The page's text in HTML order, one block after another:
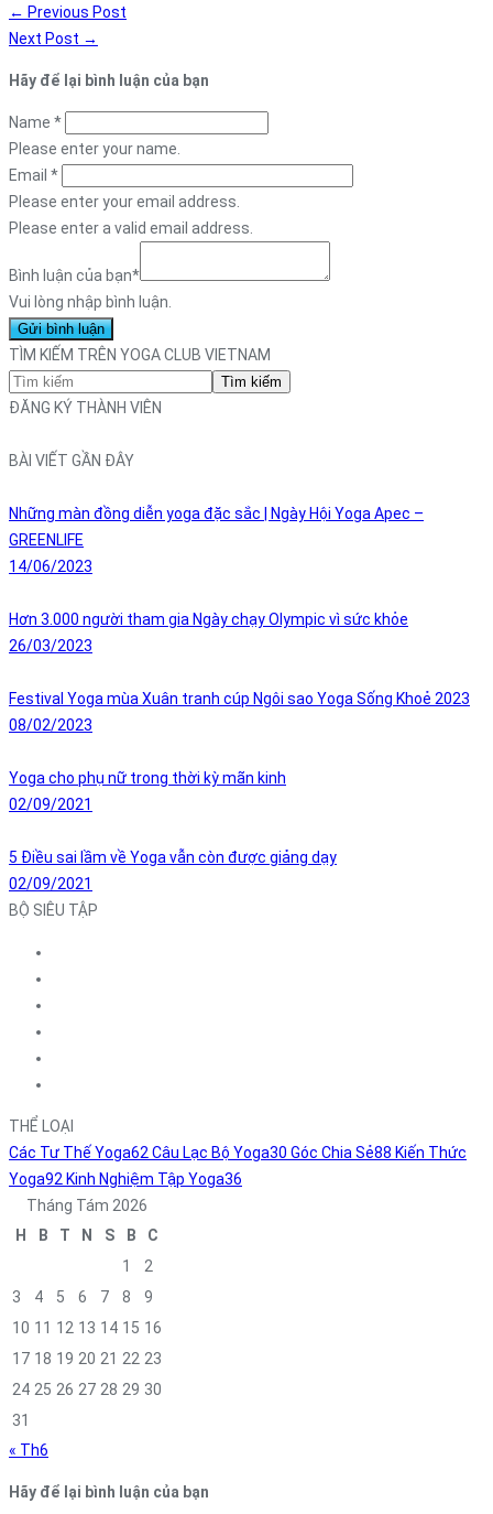
← Previous Post
Next Post →
Hãy để lại bình luận của bạn
Name *
Please enter your name.
Email *
Please enter your email address.
Please enter a valid email address.
Bình luận của bạn*
Vui lòng nhập bình luận.
TÌM KIẾM TRÊN YOGA CLUB VIETNAM
Tìm kiếm
ĐĂNG KÝ THÀNH VIÊN
BÀI VIẾT GẦN ĐÂY
Những màn đồng diễn yoga đặc sắc | Ngày Hội Yoga Apec –
GREENLIFE
14/06/2023
Hơn 3.000 người tham gia Ngày chạy Olympic vì sức khỏe
26/03/2023
Festival Yoga mùa Xuân tranh cúp Ngôi sao Yoga Sống Khoẻ 2023
08/02/2023
Yoga cho phụ nữ trong thời kỳ mãn kinh
02/09/2021
5 Điều sai lầm về Yoga vẫn còn được giảng dạy
02/09/2021
BỘ SIÊU TẬP
THỂ LOẠI
Các Tư Thế Yoga62 Câu Lạc Bộ Yoga30 Góc Chia Sẻ88 Kiến Thức
Yoga92 Kinh Nghiệm Tập Yoga36
Tháng Tám 2026
H
B T N S B
C
1
2
3
4 5 6 7 8
9
10 11 12 13 14 15 16
17 18 19 20 21 22 23
24 25 26 27 28 29 30
31
« Th6
Hãy để lại bình luận của bạn